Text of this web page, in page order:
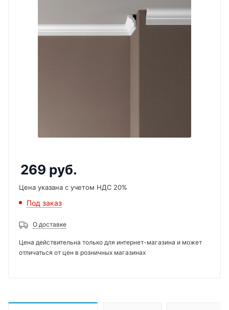
269 руб.
Цена указана с учетом НДС 20%
Под заказ
О доставке
Цена действительна только для интернет-магазина и может
отличаться от цен в розничных магазинах